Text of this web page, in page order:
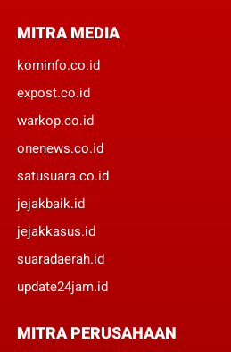
MITRA MEDIA
kominfo.co.id
expost.co.id
warkop.co.id
onenews.co.id
satusuara.co.id
jejakbaik.id
jejakkasus.id
suaradaerah.id
update24jam.id
MITRA PERUSAHAAN